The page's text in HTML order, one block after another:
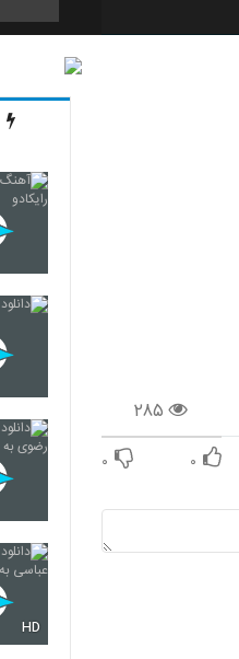
4293
۲۸۵
۰ ۰
HD